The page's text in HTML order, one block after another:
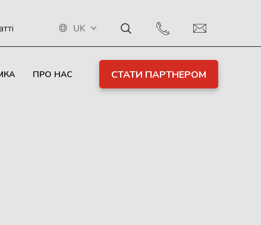
UK
ПРО НАС СТАТИ ПАРТНЕРОМ